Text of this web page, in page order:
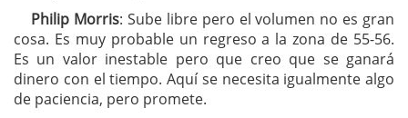
Philip Morris: Sube libre pero el volumen no es gran
cosa. Es muy probable un regreso a la zona de 55-56.
Es un valor inestable pero que creo que se ganará
dinero con el tiempo. Aquí se necesita igualmente algo
de paciencia, pero promete.